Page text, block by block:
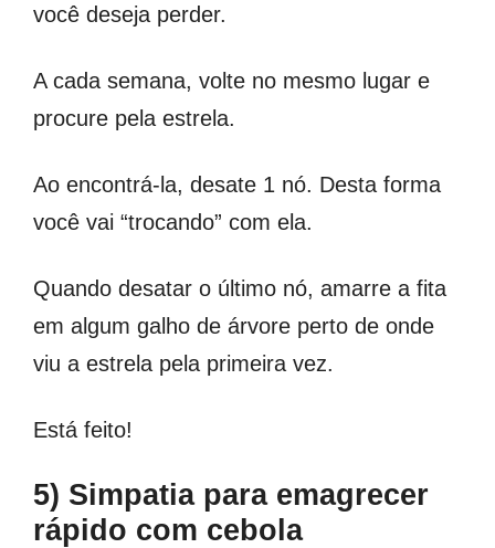
você deseja perder.
A cada semana, volte no mesmo lugar e
procure pela estrela.
Ao encontrá-la, desate 1 nó. Desta forma
você vai “trocando” com ela.
Quando desatar o último nó, amarre a fita
em algum galho de árvore perto de onde
viu a estrela pela primeira vez.
Está feito!
5) Simpatia para emagrecer
rápido com cebola